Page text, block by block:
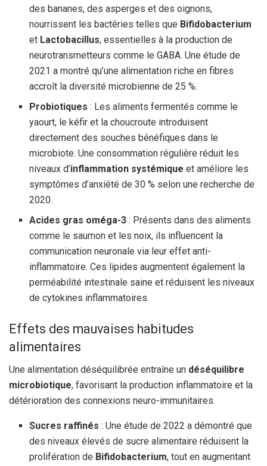
des bananes, des asperges et des oignons,
nourrissent les bactéries telles que Bifidobacterium
et Lactobacillus, essentielles à la production de
neurotransmetteurs comme le GABA. Une étude de
2021 a montré qu’une alimentation riche en fibres
accroît la diversité microbienne de 25 %.
Probiotiques : Les aliments fermentés comme le
yaourt, le kéfir et la choucroute introduisent
directement des souches bénéfiques dans le
microbiote. Une consommation régulière réduit les
niveaux d’inflammation systémique et améliore les
symptômes d’anxiété de 30 % selon une recherche de
2020.
Acides gras oméga-3 : Présents dans des aliments
comme le saumon et les noix, ils influencent la
communication neuronale via leur effet anti-
inflammatoire. Ces lipides augmentent également la
perméabilité intestinale saine et réduisent les niveaux
de cytokines inflammatoires.
Effets des mauvaises habitudes
alimentaires
Une alimentation déséquilibrée entraîne un déséquilibre
microbiotique, favorisant la production inflammatoire et la
détérioration des connexions neuro-immunitaires.
Sucres raffinés : Une étude de 2022 a démontré que
des niveaux élevés de sucre alimentaire réduisent la
prolifération de Bifidobacterium, tout en augmentant